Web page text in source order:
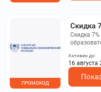
Скидка
Скидка
на сайте.
ПРОМОКОД
Активен до:
16 августа